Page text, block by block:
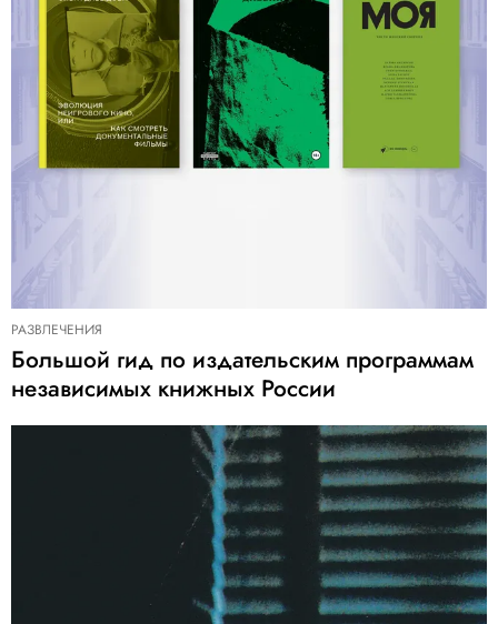
РАЗВЛЕЧЕНИЯ
Большой гид по издательским программам
независимых книжных России